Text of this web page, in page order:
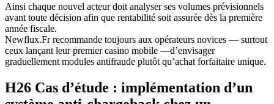
Ainsi chaque nouvel acteur doit analyser ses volumes prévisionnels
avant toute décision afin que rentabilité soit assurée dès la première
année fiscale.
Newflux.Fr recommande toujours aux opérateurs novices — surtout
ceux lançant leur premier casino mobile —d’envisager
graduellement modules antifraude plutôt qu’achat forfaitaire unique.
H26️ Cas d’étude : implémentation d’un